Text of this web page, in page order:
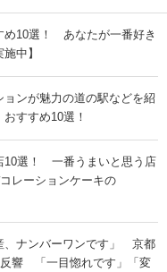
め10選！ あなたが一番好き
中】
ンが魅力の道の駅などを紹
すすめ10選！
10選！ 一番うまいと思う店
レーションケーキの
、ナンバーワンです」 京都
反響 「一目惚れです」「変